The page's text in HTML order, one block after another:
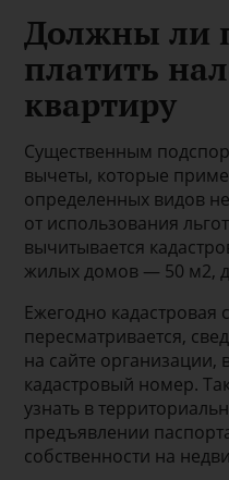
Должны ли
платить
квартиру
Существенным
вычеты, которые
определенных видов
от использования
вычитывается
жилых домов — 50 м2,
Ежегодно кадастровая
пересматривается,
на сайте организации,
кадастровый номер.
узнать в
предъявлении
собственности на